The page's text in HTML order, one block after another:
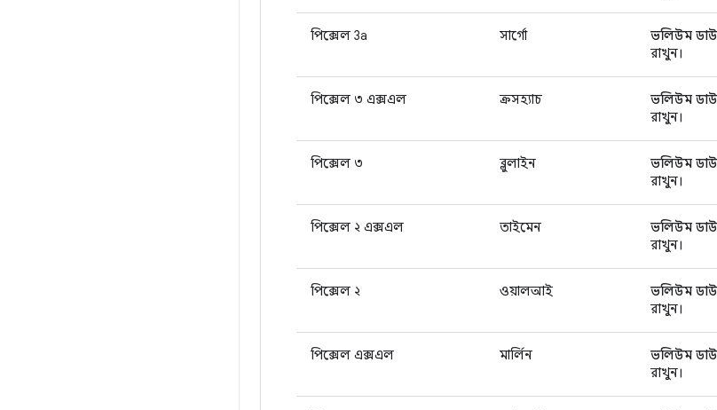
পিক্সেল 3a সার্গো ভলিউম
রাখুন।
পিক্সেল ৩ এক্সএল ক্রসহ্যাচ ভলিউম
রাখুন।
পিক্সেল ৩ ব্লুলাইন ভলিউম
রাখুন।
পিক্সেল ২ এক্সএল তাইমেন ভলিউম
রাখুন।
পিক্সেল ২ ওয়ালআই ভলিউম
রাখুন।
পিক্সেল এক্সএল মার্লিন ভলিউম
রাখুন।